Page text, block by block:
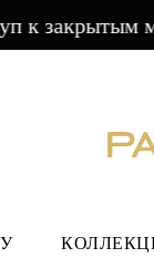
к закрытым